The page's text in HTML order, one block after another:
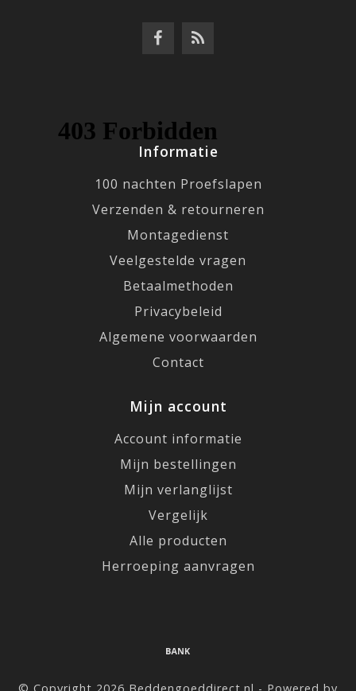
Informatie
100 nachten Proefslapen
Verzenden & retourneren
Montagedienst
Veelgestelde vragen
Betaalmethoden
Privacybeleid
Algemene voorwaarden
Contact
Mijn account
Account informatie
Mijn bestellingen
Mijn verlanglijst
Vergelijk
Alle producten
Herroeping aanvragen